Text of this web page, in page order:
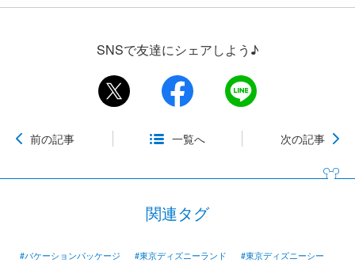
SNSで友達にシェアしよう♪
前の記事 一覧へ 次の記事
関連タグ
#バケーションパッケージ #東京ディズニーランド
#東京ディズニーシー